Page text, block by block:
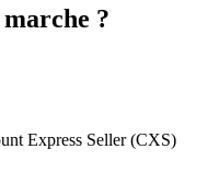
?
Express Seller (CXS)